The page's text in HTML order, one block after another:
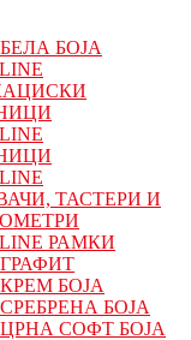
БЕЛА БОЈА
ТАСТЕРИ И
LINE РАМКИ
ГРАФИТ
КРЕМ БОЈА
СРЕБРЕНА БОЈА
ЦРНА СОФТ БОЈА